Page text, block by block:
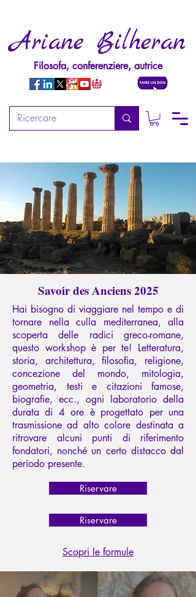
Ariane Bilheran
Filosofa, conferenziere, autrice
SEMINARI
Savoir des Anciens 2025
Hai bisogno di viaggiare nel tempo e di
tornare nella culla mediterranea, alla
scoperta delle radici greco-romane,
questo workshop è per te! Letteratura,
storia, architettura, filosofia, religione,
concezione del mondo, mitologia,
geometria, testi e citazioni famose,
biografie, ecc., ogni laboratorio della
durata di 4 ore è progettato per una
trasmissione ad alto colore destinata a
ritrovare alcuni punti di riferimento
fondatori, nonché un certo distacco dal
periodo presente.
Riservare
Riservare
Scopri le formule